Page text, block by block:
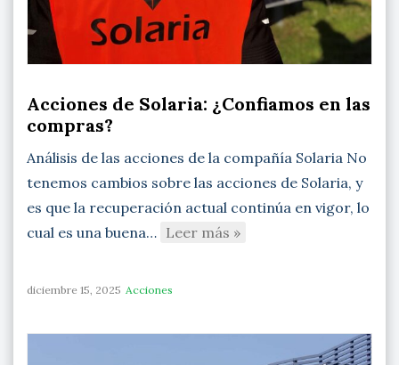
Acciones de Solaria: ¿Confiamos en las
compras?
Análisis de las acciones de la compañía Solaria No
tenemos cambios sobre las acciones de Solaria, y
es que la recuperación actual continúa en vigor, lo
cual es una buena… Leer más »
diciembre 15, 2025 Acciones